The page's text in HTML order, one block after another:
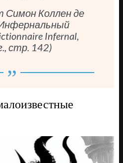
Коллен де
Infernal,
стр. 142)